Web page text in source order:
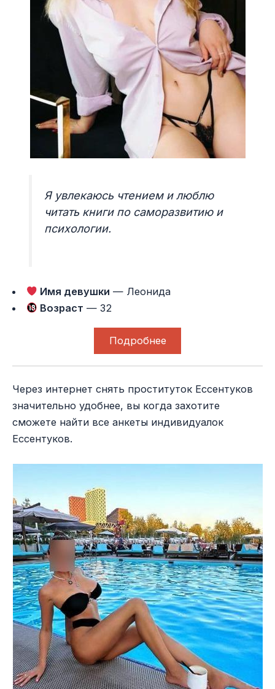
Я увлекаюсь чтением и люблю
читать книги по саморазвитию и
психологии.
Имя девушки — Леонида
Возраст — 32
Подробнее
Через интернет снять проституток Ессентуков
значительно удобнее, вы когда захотите
сможете найти все анкеты индивидуалок
Ессентуков.